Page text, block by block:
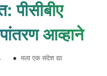
पीसीबीए
आव्हाने
● मला एक संदेश द्या